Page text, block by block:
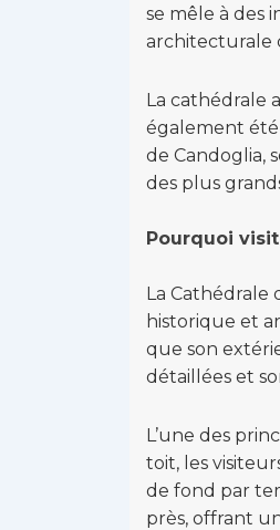
se mêle à des
architecturale
La cathédrale
également été
de Candoglia,
des plus
Pourquoi
La Cathédrale
historique et
que son
détaillées et
L’une des
toit, les
de fond par
près, offrant